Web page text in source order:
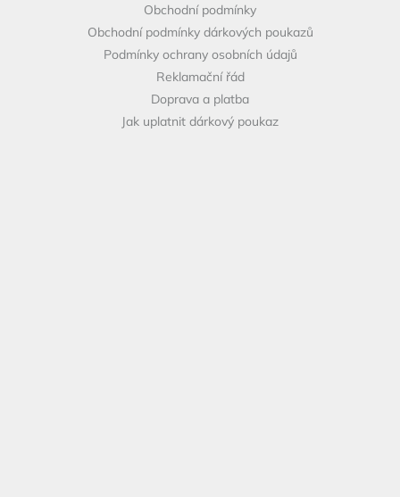
Obchodní podmínky
Obchodní podmínky dárkových poukazů
Podmínky ochrany osobních údajů
Reklamační řád
Doprava a platba
Jak uplatnit dárkový poukaz